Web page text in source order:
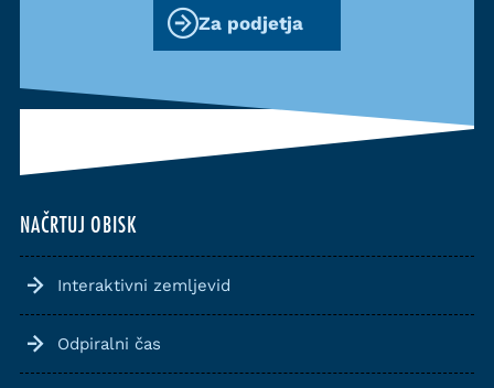
NAČRTUJ OBISK
Interaktivni zemljevid
Odpiralni čas
Za podjetja